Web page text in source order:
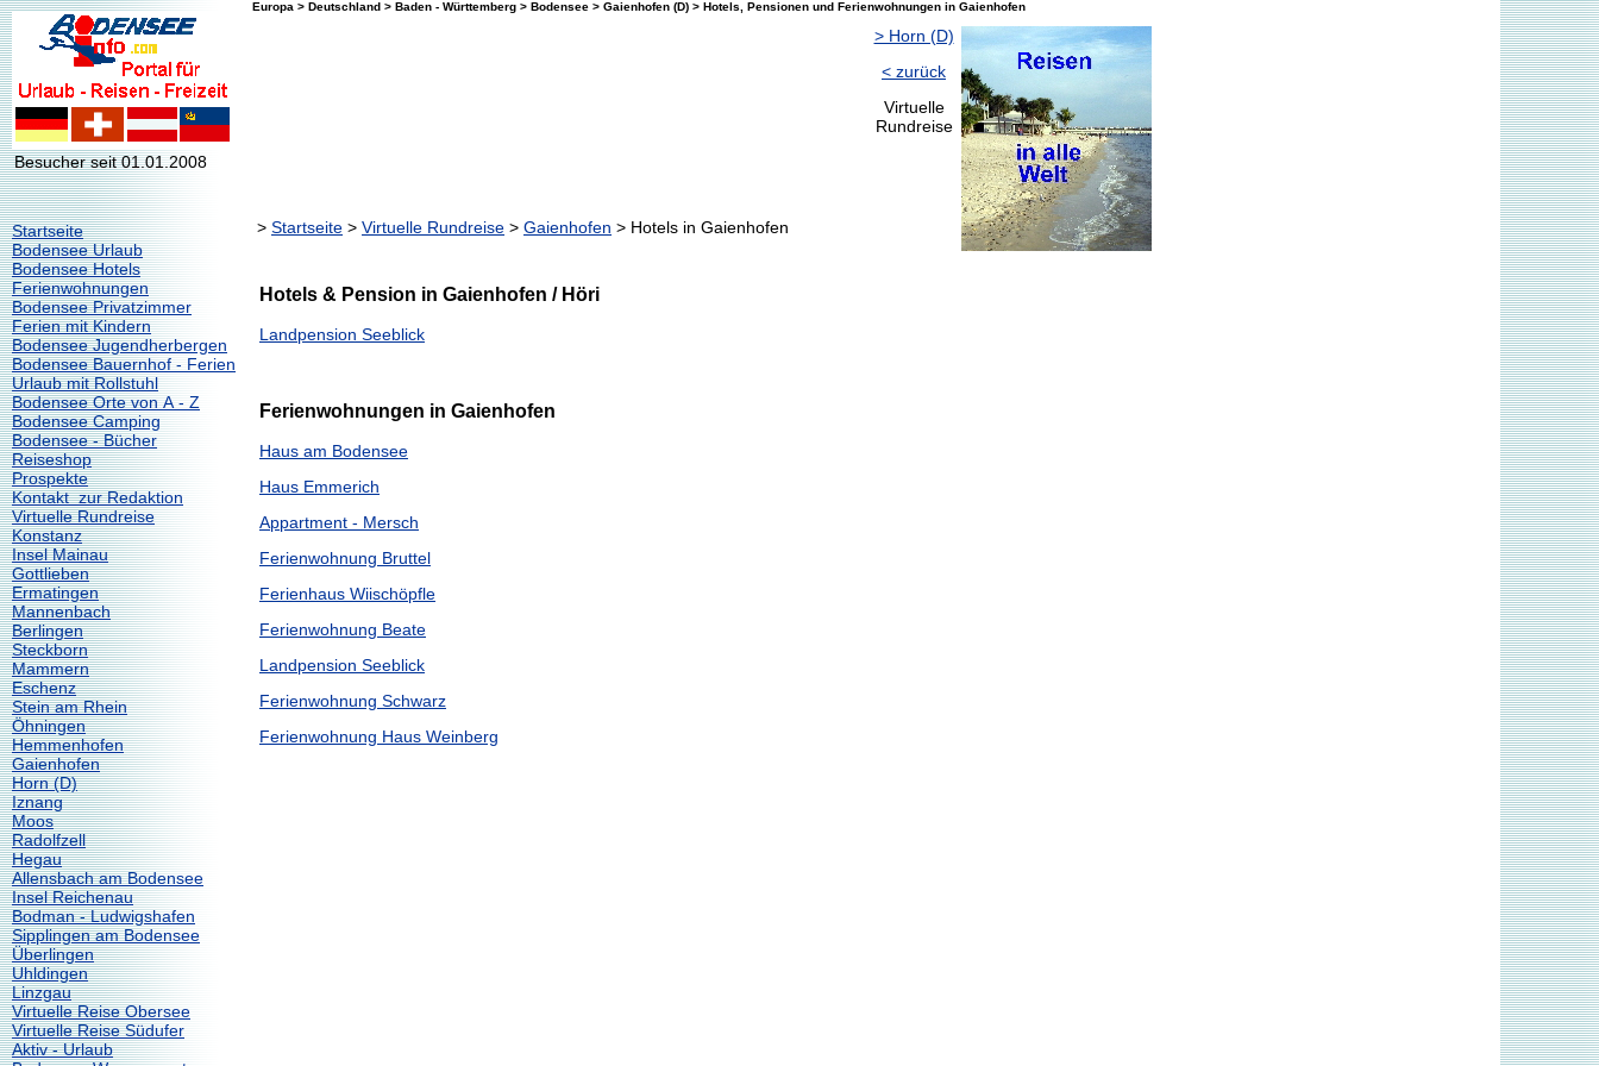
Besucher seit 01.01.2008
Startseite
Bodensee Urlaub
Bodensee Hotels
Ferienwohnungen
Bodensee Privatzimmer
Ferien mit Kindern
Bodensee Jugendherbergen
Bodensee Bauernhof - Ferien
Urlaub mit Rollstuhl
Bodensee Orte von A - Z
Bodensee Camping
Bodensee - Bücher
Reiseshop
Prospekte
Kontakt zur Redaktion
Virtuelle Rundreise
Konstanz
Insel Mainau
Gottlieben
Ermatingen
Mannenbach
Berlingen
Steckborn
Mammern
Eschenz
Stein am Rhein
Öhningen
Hemmenhofen
Gaienhofen
Horn (D)
Iznang
Moos
Radolfzell
Hegau
Allensbach am Bodensee
Insel Reichenau
Bodman - Ludwigshafen
Sipplingen am Bodensee
Überlingen
Uhldingen
Linzgau
Virtuelle Reise Obersee
Virtuelle Reise Südufer
Aktiv - Urlaub
Europa > Deutschland > Baden - Württemberg > Bodensee > Gaienhofen (D) > Hotels, Pensionen und Ferienwohnungen in Gaienhofen
> Horn (D)
< zurück
Virtuelle
Rundreise
> Startseite > Virtuelle Rundreise > Gaienhofen > Hotels in Gaienhofen
Hotels & Pension in Gaienhofen / Höri
Landpension Seeblick
Ferienwohnungen in Gaienhofen
Haus am Bodensee
Haus Emmerich
Appartment - Mersch
Ferienwohnung Bruttel
Ferienhaus Wiischöpfle
Ferienwohnung Beate
Landpension Seeblick
Ferienwohnung Schwarz
Ferienwohnung Haus Weinberg